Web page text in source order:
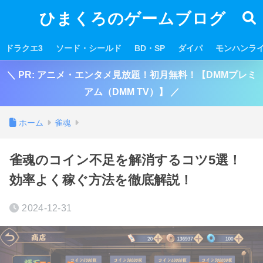
ひまくろのゲームブログ
ドラクエ3 ソード・シールド BD・SP ダイパ モンハンラ
＼ PR: アニメ・エンタメ見放題！初月無料！【DMMプレミ
アム（DMM TV）】 ／
ホーム 雀魂
雀魂のコイン不足を解消するコツ5選！
効率よく稼ぐ方法を徹底解説！
2024-12-31